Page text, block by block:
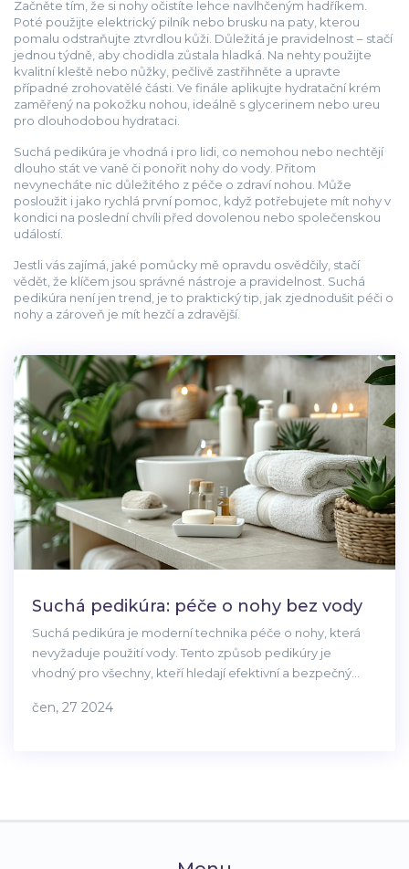
Začněte tím, že si nohy očistíte lehce navlhčeným hadříkem.
Poté použijte elektrický pilník nebo brusku na paty, kterou
pomalu odstraňujte ztvrdlou kůži. Důležitá je pravidelnost – stačí
jednou týdně, aby chodidla zůstala hladká. Na nehty použijte
kvalitní kleště nebo nůžky, pečlivě zastřihněte a upravte
případné zrohovatělé části. Ve finále aplikujte hydratační krém
zaměřený na pokožku nohou, ideálně s glycerinem nebo ureu
pro dlouhodobou hydrataci.
Suchá pedikúra je vhodná i pro lidi, co nemohou nebo nechtějí
dlouho stát ve vaně či ponořit nohy do vody. Přitom
nevynecháte nic důležitého z péče o zdraví nohou. Může
posloužit i jako rychlá první pomoc, když potřebujete mít nohy v
kondici na poslední chvíli před dovolenou nebo společenskou
událostí.
Jestli vás zajímá, jaké pomůcky mě opravdu osvědčily, stačí
vědět, že klíčem jsou správné nástroje a pravidelnost. Suchá
pedikúra není jen trend, je to praktický tip, jak zjednodušit péči o
nohy a zároveň je mít hezčí a zdravější.
Suchá pedikúra: péče o nohy bez vody
Suchá pedikúra je moderní technika péče o nohy, která
nevyžaduje použití vody. Tento způsob pedikúry je
vhodný pro všechny, kteří hledají efektivní a bezpečný
se dozvíte, co suchá pedikúra obnáší, jaké jsou její výhody
čen, 27 2024